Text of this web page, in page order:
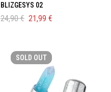
BLIZGESYS 02
24,90€ 21,99 €
SOLD OUT